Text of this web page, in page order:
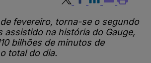
fevereiro, torna-se o segundo
assistido na história do Gauge,
bilhões de minutos de
total do dia.